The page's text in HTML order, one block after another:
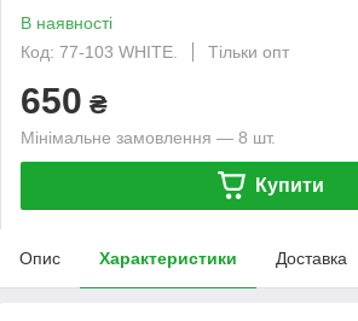
В наявності
Код: 77-103 WHITE.
Тільки опт
650 ₴
Мінімальне замовлення — 8 шт.
Купити
Опис Характеристики Доставка